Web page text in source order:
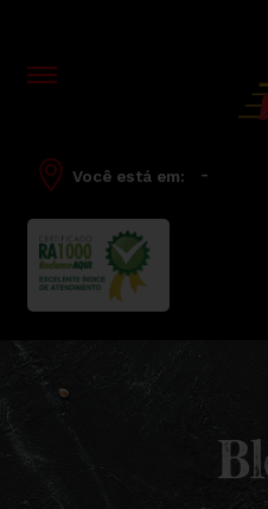
Você está em: -